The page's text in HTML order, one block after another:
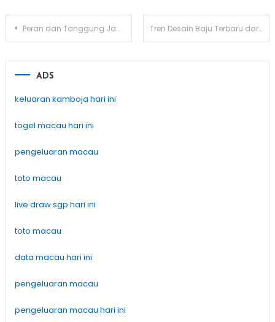
Post
Peran dan Tanggung Jawab Seorang Desainer Produk dalam Membuat Produk yang Menarik dan Fungsional Tren Desain Baju Terbaru dari Desainer Lokal
ADS
keluaran kamboja hari ini
togel macau hari ini
pengeluaran macau
toto macau
live draw sgp hari ini
toto macau
data macau hari ini
pengeluaran macau
pengeluaran macau hari ini